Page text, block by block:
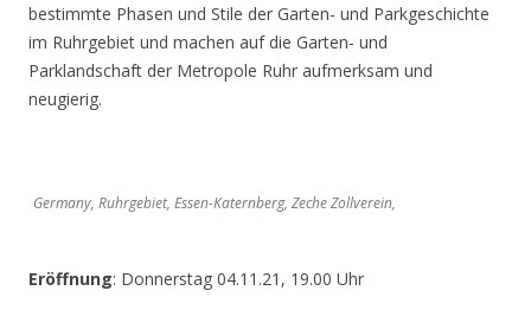
bestimmte Phasen und Stile der Garten- und Parkgeschichte
im Ruhrgebiet und machen auf die Garten- und
Parklandschaft der Metropole Ruhr aufmerksam und
neugierig.
Germany, Ruhrgebiet, Essen-Katernberg, Zeche Zollverein,
Eröffnung: Donnerstag 04.11.21, 19.00 Uhr